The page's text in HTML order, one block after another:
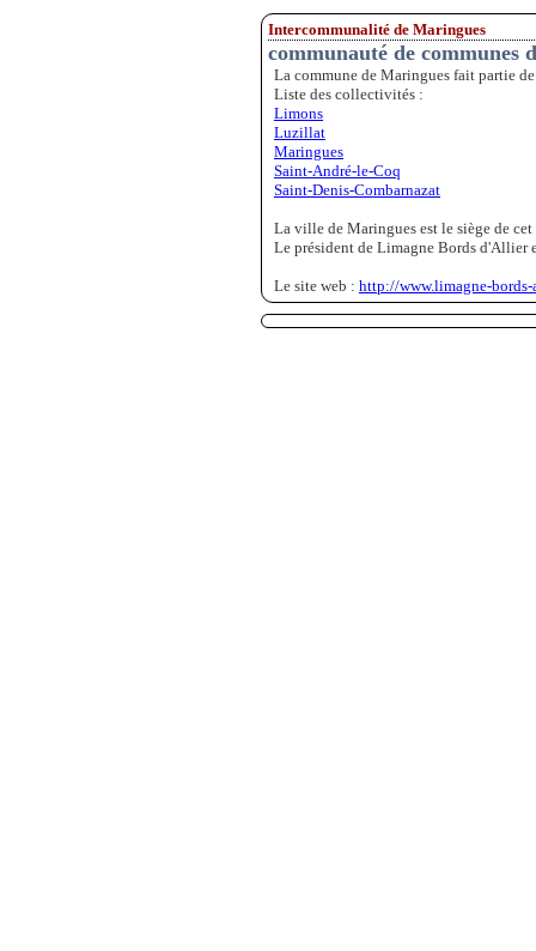
Intercommunalité de Maringues
communauté de
La commune de Maringues fait partie
Liste des collectivités :
Limons
Luzillat
Maringues
Saint-André-le-Coq
Saint-Denis-Combarnazat
La ville de Maringues est le siège de cet
Le président de Limagne Bords d'Allier
Le site web : http://www.limagne-